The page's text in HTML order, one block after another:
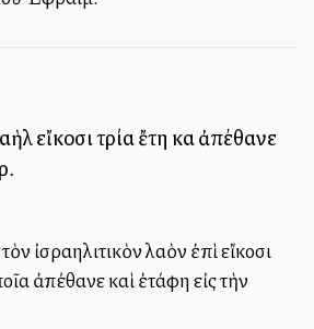
εἴκοσι τρία ἔτη καὶ ἀπέθανε
ἰσραηλιτικὸν λαὸν ἐπὶ εἴκοσι
ἀπέθανε καὶ ἐτάφη εἰς τὴν